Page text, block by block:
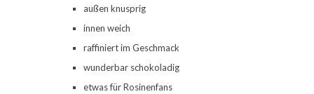
außen knusprig
innen weich
raffiniert im Geschmack
wunderbar schokoladig
etwas für Rosinenfans